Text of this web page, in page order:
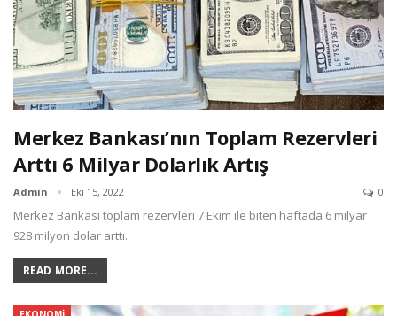
Merkez Bankası’nın Toplam Rezervleri
Arttı 6 Milyar Dolarlık Artış
Admin Eki 15, 2022 0
Merkez Bankası toplam rezervleri 7 Ekim ile biten haftada 6 milyar
928 milyon dolar arttı.
READ MORE...